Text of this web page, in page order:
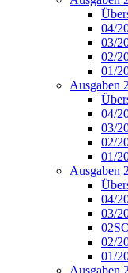
04/
03/
02/
01/
Ausgaben
04/
03/
02/
01/
Ausgaben
04/
03/
02/
01/
Ausgaben